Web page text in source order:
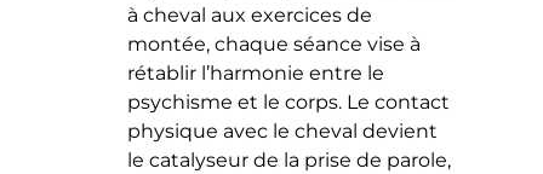
à cheval aux exercices de
montée, chaque séance vise à
rétablir l’harmonie entre le
psychisme et le corps. Le contact
physique avec le cheval devient
le catalyseur de la prise de parole,